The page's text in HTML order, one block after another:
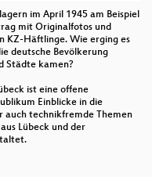
im April 1945 am Beispiel
mit Originalfotos und
KZ-Häftlinge. Wie erging es
deutsche Bevölkerung
Städte kamen?
ist eine offene
Einblicke in die
auch technikfremde Themen
Lübeck und der